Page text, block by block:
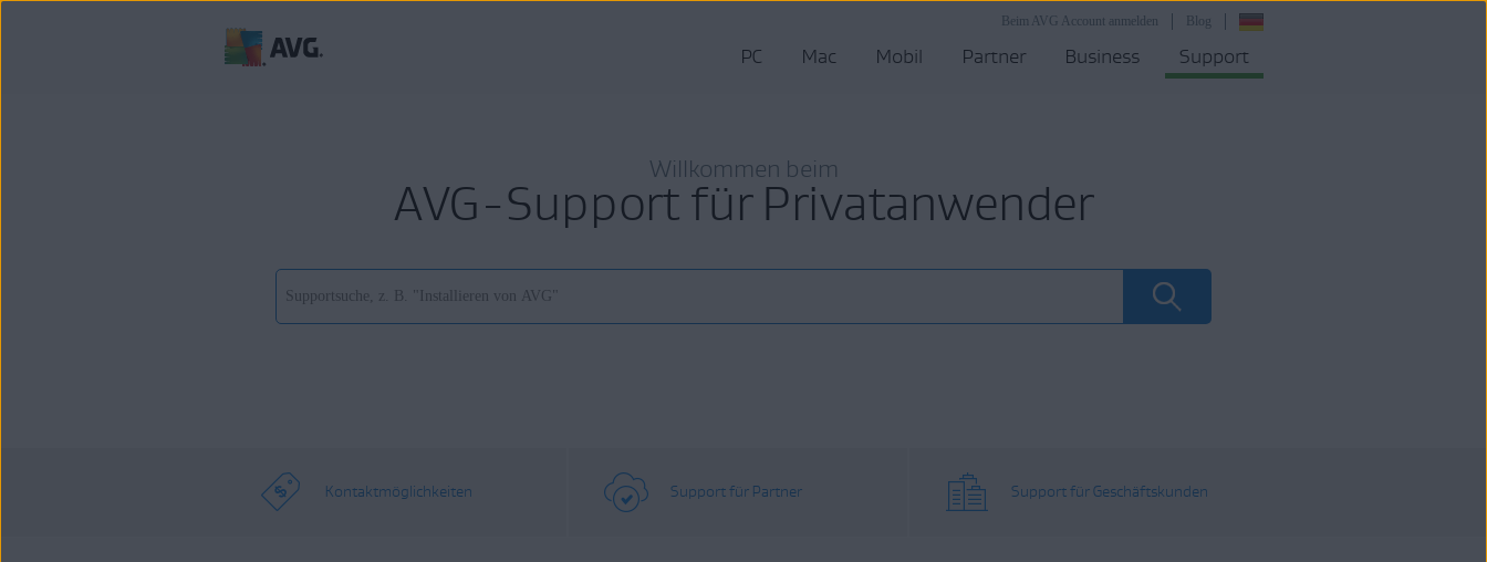
Blog
Beim AVG Account anmelden
PC Mac Mobil Partner Business Support
Willkommen beim
AVG-Support für Privatanwender
Kontaktmöglichkeiten Support für Partner Support für Geschäftskunden